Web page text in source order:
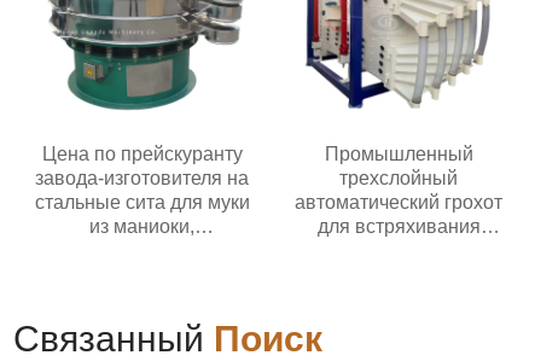
Цена по прейскуранту
завода-изготовителя на
стальные сита для муки
из маниоки,
роторное вибрационное
сито
Промышленный
трехслойный
автоматический грохот
для встряхивания
Связанный Поиск